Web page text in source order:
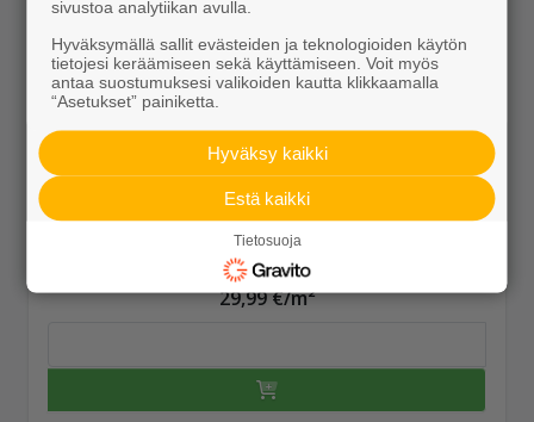
Klassikkokivi 115x115x80 hiekanruskea
29,99 €/m²
sivustoa analytiikan avulla.
Hyväksymällä sallit evästeiden ja teknologioiden käytön
tietojesi keräämiseen sekä käyttämiseen. Voit myös
antaa suostumuksesi valikoiden kautta klikkaamalla
“Asetukset” painiketta.
Hyväksy kaikki
Estä kaikki
Tietosuoja